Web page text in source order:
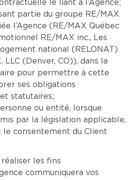
le liant à l’Agence;
partie du groupe RE/MAX
l’Agence (RE/MAX Québec
RE/MAX inc., Les
national (RELONAT)
LLC (Denver, CO)), dans la
pour permettre à cette
ses obligations
statutaires;
ou entité, lorsque
par la législation applicable,
le consentement du Client
réaliser les fins
communiquera vos